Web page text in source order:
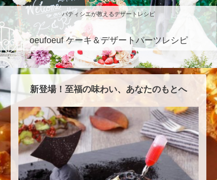
パティシエが教えるデザートレシピ
oeufoeuf ケーキ＆デザートパーツレシピ
新登場！至福の味わい、あなたのもとへ